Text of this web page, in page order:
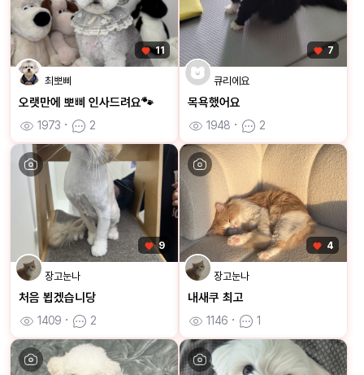
11
최뽀삐
오랫만에 뽀삐 인사드려요🐾
1973 ㆍ 2
7
큐리에요
목욕했어요
1948 ㆍ 2
9
장고눈나
처음 뵙겠습니당
1409 ㆍ 2
4
장고눈나
내새쿠 최고
1146 ㆍ 1